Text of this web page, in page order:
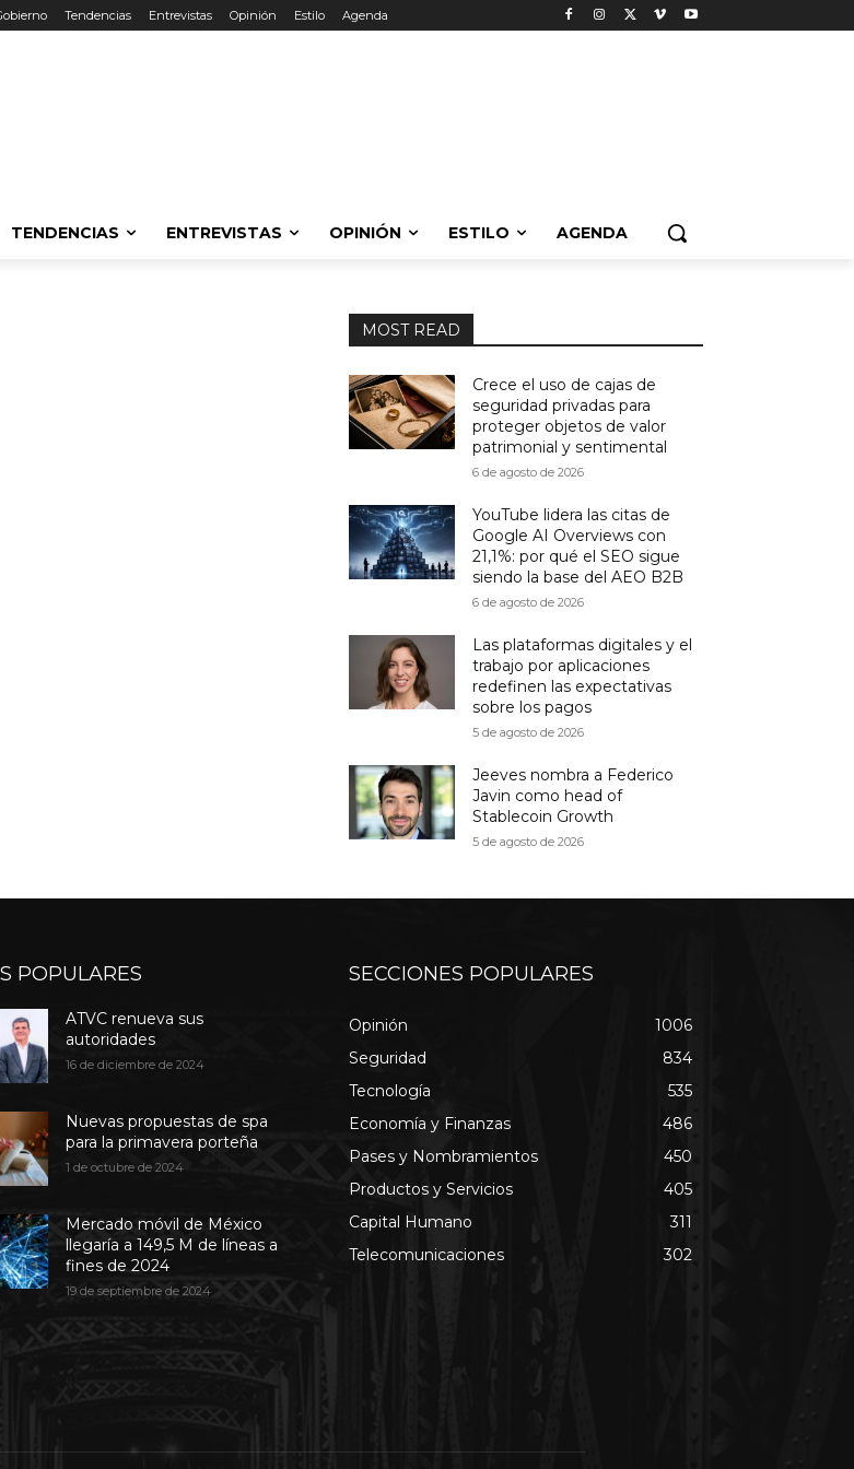
Tendencias Entrevistas Opinión Estilo Agenda
TENDENCIAS ENTREVISTAS OPINIÓN ESTILO AGENDA
MOST READ
Crece el uso de cajas de
seguridad privadas para
proteger objetos de valor
patrimonial y sentimental
6 de agosto de 2026
YouTube lidera las citas de
Google AI Overviews con
21,1%: por qué el SEO sigue
siendo la base del AEO B2B
6 de agosto de 2026
Las plataformas digitales y el
trabajo por aplicaciones
redefinen las expectativas
sobre los pagos
5 de agosto de 2026
Jeeves nombra a Federico
Javin como head of
Stablecoin Growth
5 de agosto de 2026
POPULARES
ATVC renueva sus
autoridades
16 de diciembre de 2024
Nuevas propuestas de spa
para la primavera porteña
1 de octubre de 2024
Mercado móvil de México
llegaría a 149,5 M de líneas a
fines de 2024
19 de septiembre de 2024
SECCIONES POPULARES
Opinión
1006
Seguridad
834
Tecnología
535
Economía y Finanzas
486
Pases y Nombramientos
450
Productos y Servicios
405
Capital Humano
311
Telecomunicaciones
302